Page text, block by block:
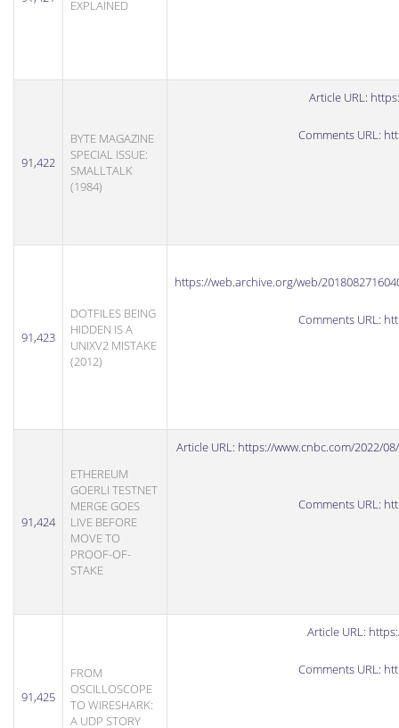
EXPLAINED
91,422
BYTE MAGAZINE
SPECIAL ISSUE:
SMALLTALK
(1984)
Article URL:
Comments URL:
91,423
DOTFILES BEING
HIDDEN IS A
UNIXV2 MISTAKE
(2012)
https://web.archive.org/web/
Comments URL:
91,424
ETHEREUM
GOERLI TESTNET
MERGE GOES
LIVE BEFORE
MOVE TO
PROOF-OF-
STAKE
Article URL: https://www.cnbc.com/2022/
Comments URL:
91,425
FROM
OSCILLOSCOPE
TO WIRESHARK:
A UDP STORY
Article URL:
Comments URL: